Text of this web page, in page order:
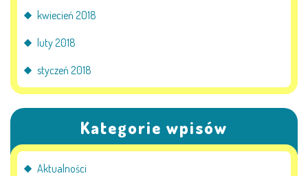
kwiecień 2018
luty 2018
styczeń 2018
Kategorie wpisów
Aktualności